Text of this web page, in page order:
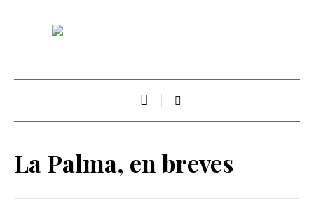
La Palma, en breves